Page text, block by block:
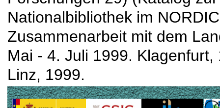
Nationalbibliothek im
Zusammenarbeit mit dem
Mai - 4. Juli 1999.
Linz, 1999.